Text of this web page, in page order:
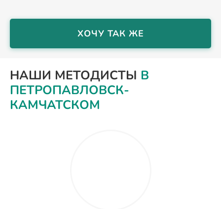
ХОЧУ ТАК ЖЕ
НАШИ МЕТОДИСТЫ В
ПЕТРОПАВЛОВСК-
КАМЧАТСКОМ